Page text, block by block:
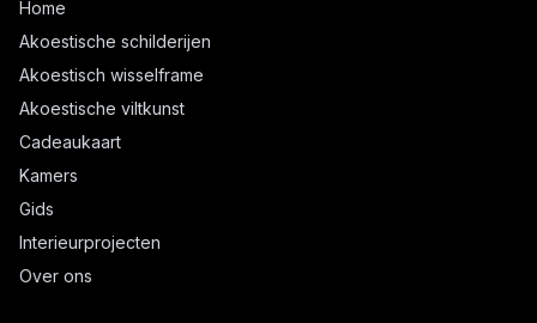
Home
Akoestische schilderijen
Akoestisch wisselframe
Akoestische viltkunst
Cadeaukaart
Kamers
Gids
Interieurprojecten
Over ons